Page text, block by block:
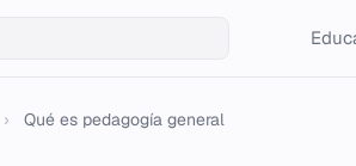
› Qué es pedagogía general